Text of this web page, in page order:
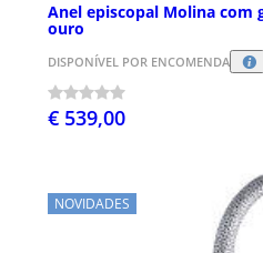
Anel episcopal Molina com
ouro
DISPONÍVEL POR ENCOMENDA
€ 539,00
NOVIDADES